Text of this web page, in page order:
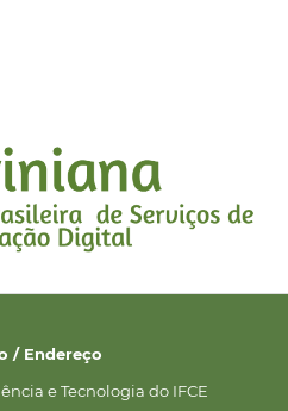
/ Endereço
e Tecnologia do IFCE